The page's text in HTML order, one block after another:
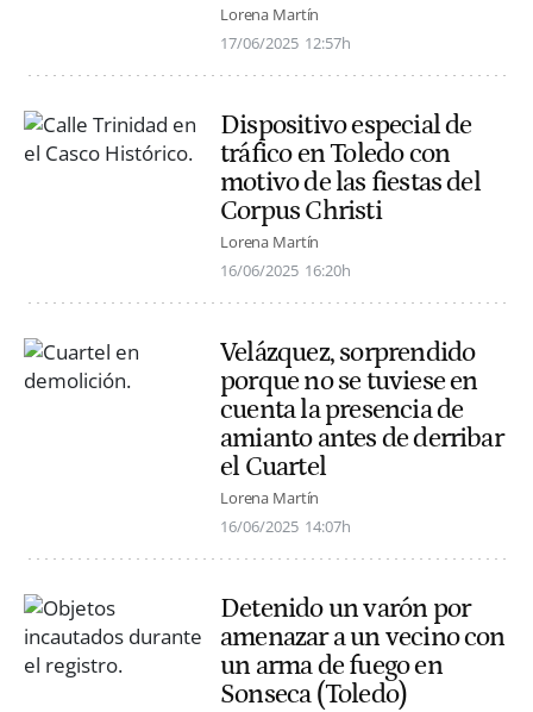
Lorena Martín
17/06/2025 12:57h
Dispositivo especial de
tráfico en Toledo con
motivo de las fiestas del
Corpus Christi
Lorena Martín
16/06/2025 16:20h
Velázquez, sorprendido
porque no se tuviese en
cuenta la presencia de
amianto antes de derribar
el Cuartel
Lorena Martín
16/06/2025 14:07h
Detenido un varón por
amenazar a un vecino con
un arma de fuego en
Sonseca (Toledo)